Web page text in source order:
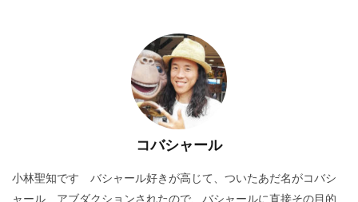
コバシャール
小林聖知です バシャール好きが高じて、ついたあだ名がコバシ
ャール アブダクションされたので、バシャールに直接その目的